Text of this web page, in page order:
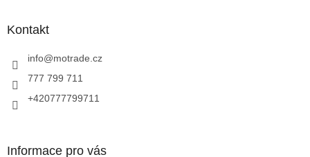
Kontakt
info@motrade.cz
777 799 711
+420777799711
Informace pro vás